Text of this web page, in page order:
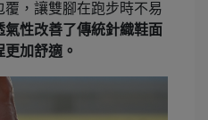
，讓雙腳在跑步時不易
氣性改善了傳統針織鞋面
加舒適。